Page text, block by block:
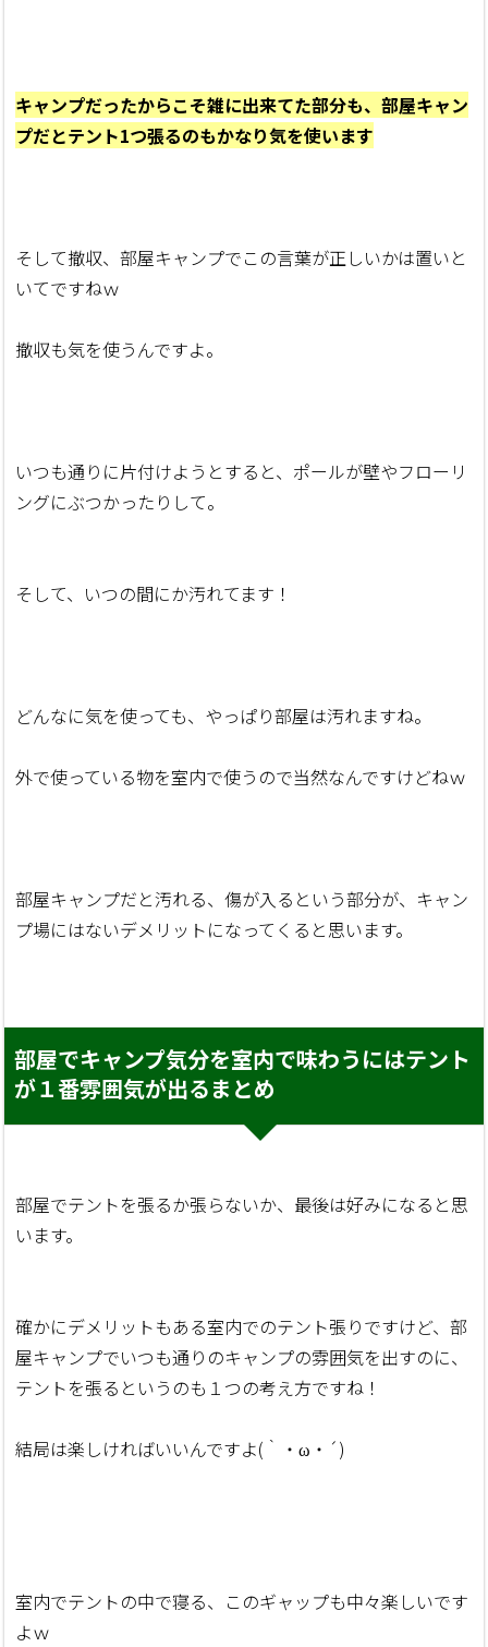
キャンプだったからこそ雑に出来てた部分も、部屋キャン
プだとテント1つ張るのもかなり気を使います
そして撤収、部屋キャンプでこの言葉が正しいかは置いと
いてですねｗ
撤収も気を使うんですよ。
いつも通りに片付けようとすると、ポールが壁やフローリ
ングにぶつかったりして。
そして、いつの間にか汚れてます！
どんなに気を使っても、やっぱり部屋は汚れますね。
外で使っている物を室内で使うので当然なんですけどねｗ
部屋キャンプだと汚れる、傷が入るという部分が、キャン
プ場にはないデメリットになってくると思います。
部屋でキャンプ気分を室内で味わうにはテント
が１番雰囲気が出るまとめ
部屋でテントを張るか張らないか、最後は好みになると思
います。
確かにデメリットもある室内でのテント張りですけど、部
屋キャンプでいつも通りのキャンプの雰囲気を出すのに、
テントを張るというのも１つの考え方ですね！
結局は楽しければいいんですよ(｀・ω・´)
室内でテントの中で寝る、このギャップも中々楽しいです
よｗ